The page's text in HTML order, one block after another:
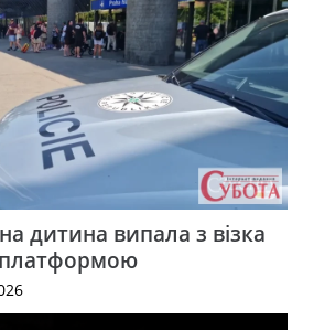
дитина випала з візка
платформою